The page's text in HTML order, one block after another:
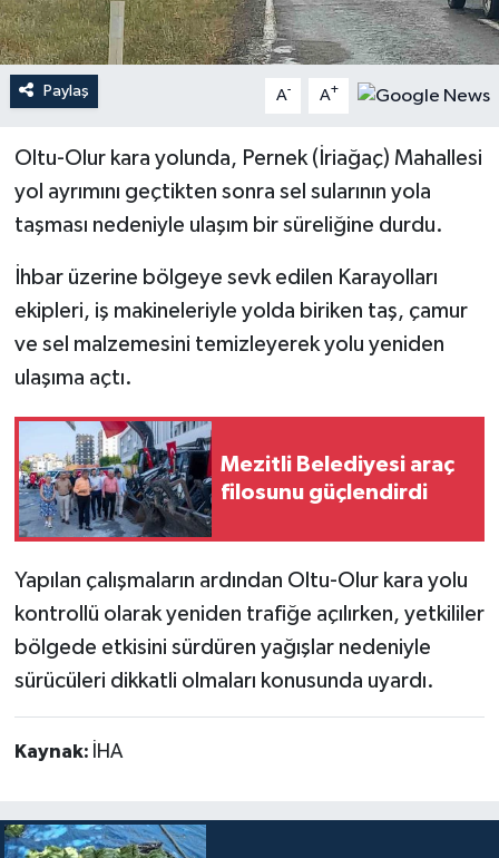
Paylaş A- A+
Oltu-Olur kara yolunda, Pernek (İriağaç) Mahallesi
yol ayrımını geçtikten sonra sel sularının yola
taşması nedeniyle ulaşım bir süreliğine durdu.
İhbar üzerine bölgeye sevk edilen Karayolları
ekipleri, iş makineleriyle yolda biriken taş, çamur
ve sel malzemesini temizleyerek yolu yeniden
ulaşıma açtı.
Mezitli Belediyesi araç
filosunu güçlendirdi
Yapılan çalışmaların ardından Oltu-Olur kara yolu
kontrollü olarak yeniden trafiğe açılırken, yetkililer
bölgede etkisini sürdüren yağışlar nedeniyle
sürücüleri dikkatli olmaları konusunda uyardı.
Kaynak: İHA
Politika
Resmi İlan
Sürmanşet
Yaşam